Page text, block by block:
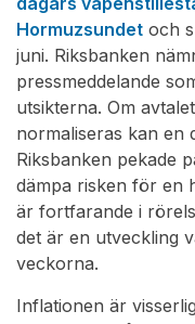
Hormuzsundet och
juni. Riksbanken
pressmeddelande
utsikterna. Om
normaliseras kan en
Riksbanken pekade
dämpa risken för en
är fortfarande i
det är en utveckling
veckorna.
Inflationen är